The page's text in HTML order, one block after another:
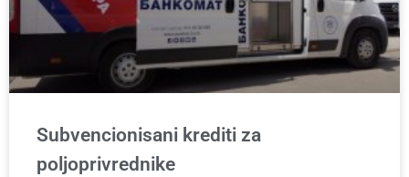
Subvencionisani krediti za
poljoprivrednike